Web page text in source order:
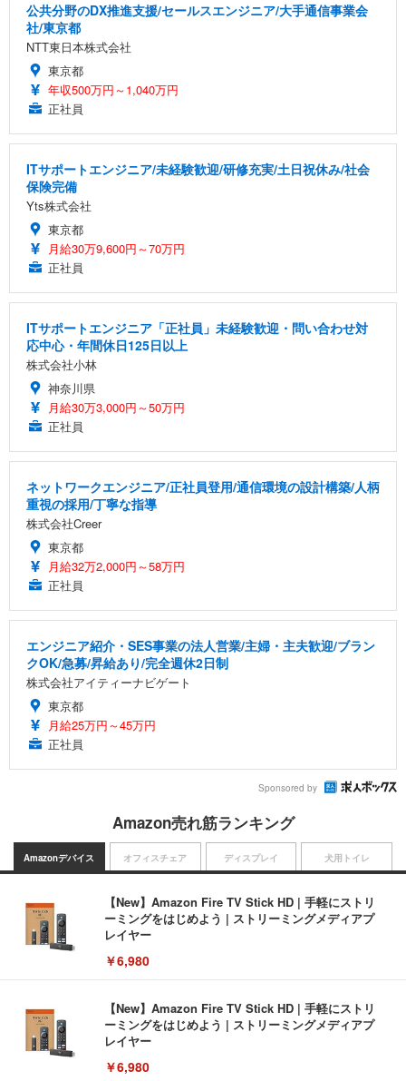
公共分野のDX推進支援/セールスエンジニア/大手通信事業会
社/東京都
NTT東日本株式会社
東京都
年収500万円～1,040万円
正社員
ITサポートエンジニア/未経験歓迎/研修充実/土日祝休み/社会
保険完備
Yts株式会社
東京都
月給30万9,600円～70万円
正社員
ITサポートエンジニア「正社員」未経験歓迎・問い合わせ対
応中心・年間休日125日以上
株式会社小林
神奈川県
月給30万3,000円～50万円
正社員
ネットワークエンジニア/正社員登用/通信環境の設計構築/人柄
重視の採用/丁寧な指導
株式会社Creer
東京都
月給32万2,000円～58万円
正社員
エンジニア紹介・SES事業の法人営業/主婦・主夫歓迎/ブラン
クOK/急募/昇給あり/完全週休2日制
株式会社アイティーナビゲート
東京都
月給25万円～45万円
正社員
Sponsored by
Amazon売れ筋ランキング
Amazonデバイス
【New】Amazon Fire TV Stick HD | 手軽にストリ
ーミングをはじめよう | ストリーミングメディアプ
レイヤー
￥6,980
【New】Amazon Fire TV Stick HD | 手軽にストリ
ーミングをはじめよう | ストリーミングメディアプ
レイヤー
￥6,980
オフィスチェア ディスプレイ 犬用トイレ